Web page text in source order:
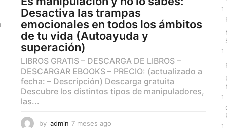
Desactiva las trampas
emocionales en todos los ámbitos
de tu vida (Autoayuda y
superación)
LIBROS GRATIS – DESCARGA DE LIBROS –
DESCARGAR EBOOKS – PRECIO: (actualizado a
fecha: – Descripción) Descarga gratuita
Descubre los distintos tipos de manipuladores,
las...
by admin 7 meses ago
1
1
1
1